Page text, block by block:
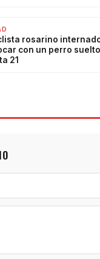
rosarino
con un perro suelto
21